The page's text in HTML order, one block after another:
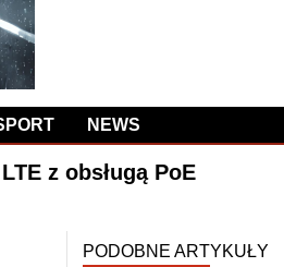
NEWS
z obsługą PoE
PODOBNE ARTYKUŁY